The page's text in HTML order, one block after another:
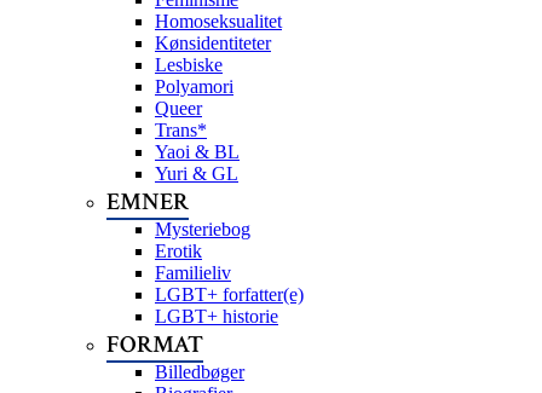
Homoseksualitet
Kønsidentiteter
Lesbiske
Polyamori
Queer
Trans*
Yaoi & BL
Yuri & GL
EMNER
Mysteriebog
Erotik
Familieliv
LGBT+ forfatter(e)
LGBT+ historie
FORMAT
Billedbøger